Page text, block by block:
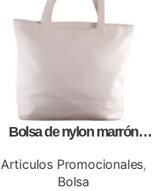
Bolsa de nylon marrón
color
Articulos Promocionales,
Bolsa